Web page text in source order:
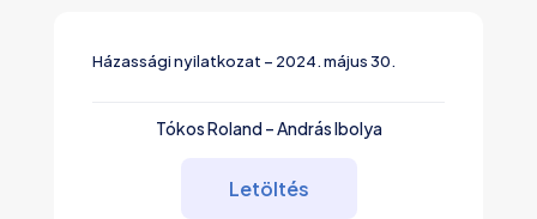
Házassági nyilatkozat – 2024. május 30.
Tókos Roland – András Ibolya
Letöltés